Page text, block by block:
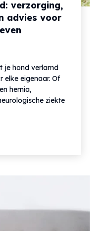
verzorging,
advies voor
je hond verlamd
elke eigenaar. Of
hernia,
ziekte